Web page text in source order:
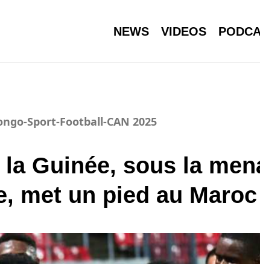
NEWS VIDEOS
Sport-Football-CAN 2025
la Guinée, sous la
met un pied au Maroc